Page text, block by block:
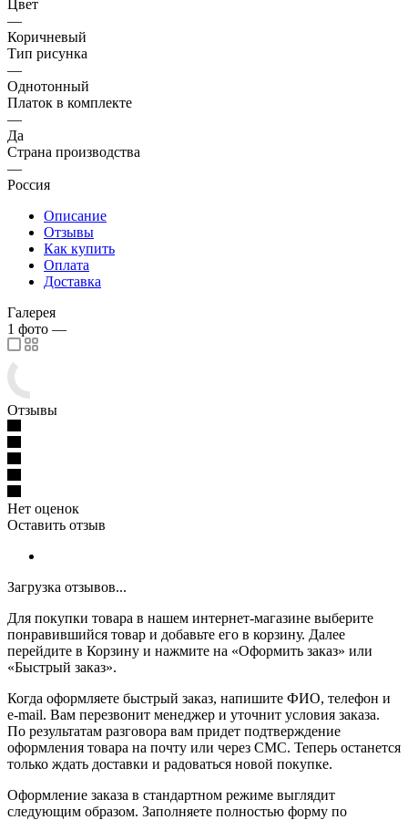
Цвет
—
Коричневый
Тип рисунка
—
Однотонный
Платок в комплекте
—
Да
Страна производства
—
Россия
Описание
Отзывы
Как купить
Оплата
Доставка
Галерея
1 фото —
Отзывы
Нет оценок
Оставить отзыв
Загрузка отзывов...
Для покупки товара в нашем интернет-магазине выберите
понравившийся товар и добавьте его в корзину. Далее
перейдите в Корзину и нажмите на «Оформить заказ» или
«Быстрый заказ».
Когда оформляете быстрый заказ, напишите ФИО, телефон и
e-mail. Вам перезвонит менеджер и уточнит условия заказа.
По результатам разговора вам придет подтверждение
оформления товара на почту или через СМС. Теперь останется
только ждать доставки и радоваться новой покупке.
Оформление заказа в стандартном режиме выглядит
следующим образом. Заполняете полностью форму по